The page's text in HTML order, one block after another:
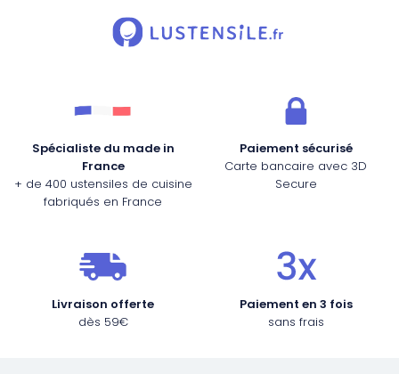
Spécialiste du made in
France
+ de 400 ustensiles de cuisine
fabriqués en France
Paiement sécurisé
Carte bancaire avec 3D
Secure
Livraison offerte
dès 59€
Paiement en 3 fois
sans frais